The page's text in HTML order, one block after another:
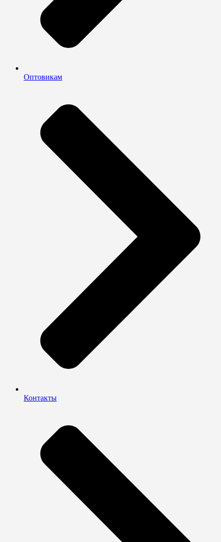
Оптовикам
Контакты